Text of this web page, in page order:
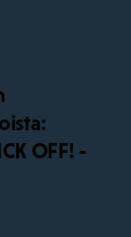
OFF! -